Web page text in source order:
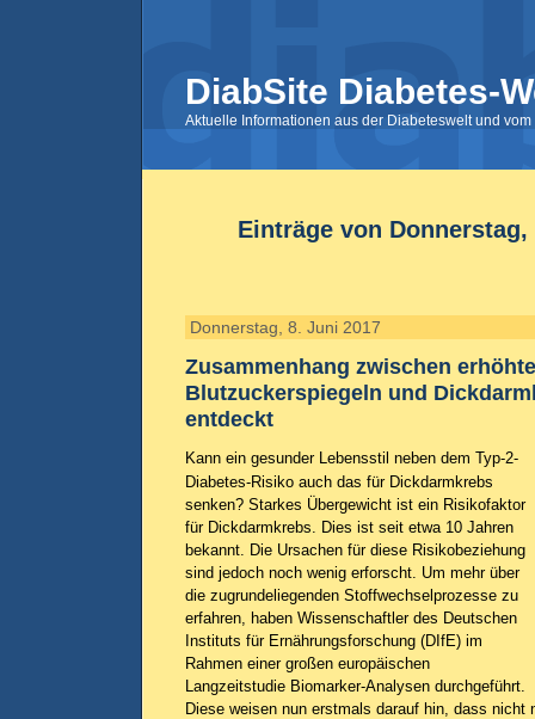
DiabSite Diabetes-
Aktuelle Informationen aus der Diabeteswelt und
Einträge von Donnerstag,
Donnerstag, 8. Juni 2017
Zusammenhang zwischen
Blutzuckerspiegeln und
entdeckt
Kann ein gesunder Lebensstil neben dem Typ-2-
Diabetes-Risiko auch das für Dickdarmkrebs
senken? Starkes Übergewicht ist ein Risikofaktor
für Dickdarmkrebs. Dies ist seit etwa 10 Jahren
bekannt. Die Ursachen für diese Risikobeziehung
sind jedoch noch wenig erforscht. Um mehr über
die zugrundeliegenden Stoffwechselprozesse zu
erfahren, haben Wissenschaftler des Deutschen
Instituts für Ernährungsforschung (DIfE) im
Rahmen einer großen europäischen
Langzeitstudie Biomarker-Analysen durchgeführt.
Diese weisen nun erstmals darauf hin, dass nicht